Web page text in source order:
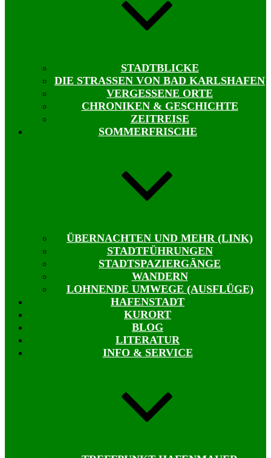
STADTBLICKE
DIE STRASSEN VON BAD KARLSHAFEN
VERGESSENE ORTE
CHRONIKEN & GESCHICHTE
ZEITREISE
SOMMERFRISCHE
ÜBERNACHTEN UND MEHR (LINK)
STADTFÜHRUNGEN
STADTSPAZIERGÄNGE
WANDERN
LOHNENDE UMWEGE (AUSFLÜGE)
HAFENSTADT
KURORT
BLOG
LITERATUR
INFO & SERVICE